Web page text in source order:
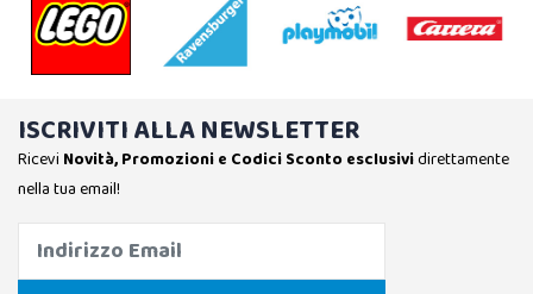
ISCRIVITI ALLA NEWSLETTER
Ricevi Novità, Promozioni e Codici Sconto esclusividirettamente
nella tua email!